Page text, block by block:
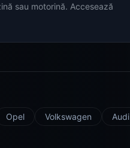
sau motorină. Accesează
Opel Volkswagen
Audi